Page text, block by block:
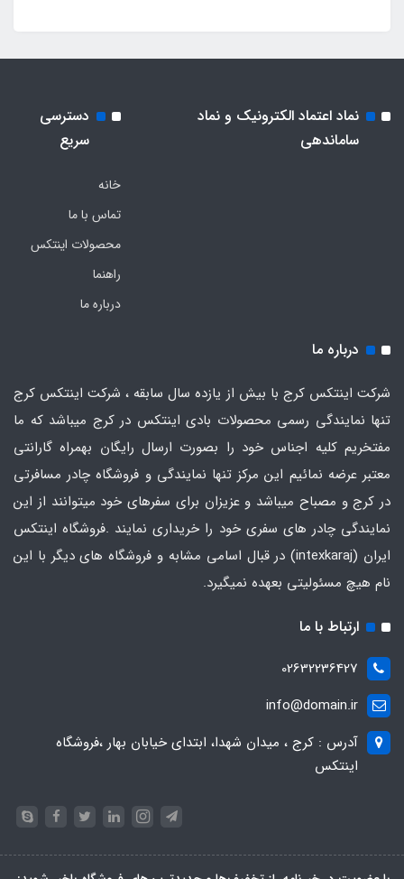
نماد اعتماد الکترونیک و نماد
ساماندهی
دسترسی
سریع
خانه
تماس با ما
محصولات اینتکس
راهنما
درباره ما
درباره ما
شرکت اینتکس کرج با بیش از یازده سال سابقه ، شرکت اینتکس کرج
تنها نمایندگی رسمی محصولات بادی اینتکس در کرج میباشد که ما
مفتخریم کلیه اجناس خود را بصورت ارسال رایگان بهمراه گارانتی
معتبر عرضه نمائیم این مرکز تنها نمایندگی و فروشگاه چادر مسافرتی
در کرج و مصباح میباشد و عزیزان برای سفرهای خود میتوانند از این
نمایندگی چادر های سفری خود را خریداری نمایند .فروشگاه اینتکس
ایران
(intexkaraj) در قبال اسامی مشابه و فروشگاه های دیگر با این
نام هیچ مسئولیتی بعهده نمیگیرد.
ارتباط با ما
02632236427
info@domain.ir
آدرس : کرج ، میدان شهدا، ابتدای خیابان بهار ،فروشگاه
اینتکس